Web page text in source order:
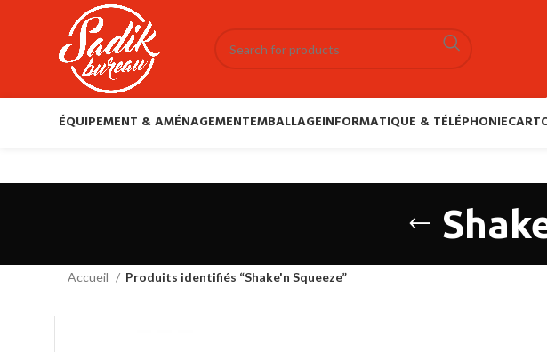
ÉQUIPEMENT & AMÉNAGEMENTEMBALLAGEINFORMATIQUE & TÉLÉPHONIE
Accueil Produits identifiés “Shake'n Squeeze”